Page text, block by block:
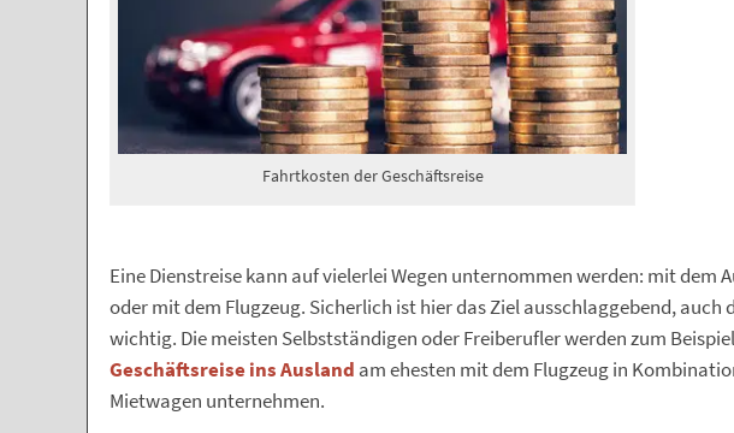
Fahrtkosten der Geschäftsreise
Eine Dienstreise kann auf vielerlei Wegen unternommen werden: mit dem
oder mit dem Flugzeug. Sicherlich ist hier das Ziel ausschlaggebend, auch
wichtig. Die meisten Selbstständigen oder Freiberufler werden zum
Geschäftsreise ins Ausland am ehesten mit dem Flugzeug in
Mietwagen unternehmen.